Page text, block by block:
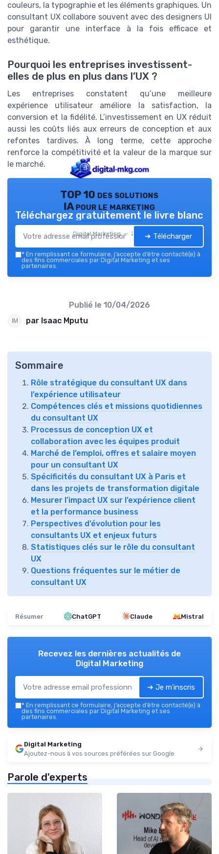
couleurs, la typographie et les éléments graphiques. Un
consultant UX collabore souvent avec des designers UI
pour garantir une interface à la fois efficace et
esthétique.
Pourquoi les entreprises investissent-
elles de plus en plus dans l’UX ?
Les entreprises constatent qu’une meilleure
expérience utilisateur améliore la satisfaction, la
conversion et la fidélité. L’investissement en UX réduit
aussi les coûts liés aux erreurs de conception et aux
refontes tardives. À long terme, cette approche
renforce la compétitivité et la valeur de la marque sur
le marché.
TOP 10 des solutions
IA pour le marketing
Digital Marketing — 2026
Téléchargez gratuitement le livre blanc
➔ Télécharger
* En remplissant ce formulaire, j’accepte d’être contacté(e) à
des fins commerciales par Digital Marketing et ses
partenaires.
Publié le 10/04/2026
par Isaac Mputu
Sommaire
Rôle stratégique du consultant UX dans
l’expérience utilisateur
Compétences clés et missions quotidiennes
du consultant UX
Processus de conception UX et
collaboration avec les équipes produit
Marché de l’emploi, offres et salaire moyen
pour un consultant UX
Spécificités du consultant UX à Paris et
dans les projets de transformation digitale
Mesurer l’impact UX sur l’expérience client
et la performance business
Perspectives d’évolution pour les
consultants UX et enjeux futurs
Statistiques clés sur le rôle du consultant
UX
Questions fréquentes sur le métier de
consultant UX
Résumer ChatGPT Claude Mistral
Recevez les dernières actualités de
Digital Marketing
➔ Je m'inscris
* En remplissant ce formulaire, j’accepte d’être contacté(e) à
des fins commerciales par Digital Marketing et ses
partenaires.
Digital Marketing
Ajoutez-nous à vos sources préférées sur Google
Parole d'experts